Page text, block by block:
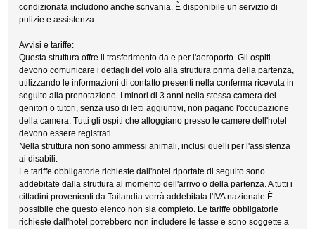
condizionata includono anche scrivania. È disponibile un servizio di
pulizie e assistenza.
Avvisi e tariffe:
Questa struttura offre il trasferimento da e per l'aeroporto. Gli ospiti
devono comunicare i dettagli del volo alla struttura prima della partenza,
utilizzando le informazioni di contatto presenti nella conferma ricevuta in
seguito alla prenotazione. I minori di 3 anni nella stessa camera dei
genitori o tutori, senza uso di letti aggiuntivi, non pagano l'occupazione
della camera. Tutti gli ospiti che alloggiano presso le camere dell'hotel
devono essere registrati.
Nella struttura non sono ammessi animali, inclusi quelli per l'assistenza
ai disabili.
Le tariffe obbligatorie richieste dall'hotel riportate di seguito sono
addebitate dalla struttura al momento dell'arrivo o della partenza. A tutti i
cittadini provenienti da Tailandia verrà addebitata l'IVA nazionale È
possibile che questo elenco non sia completo. Le tariffe obbligatorie
richieste dall'hotel potrebbero non includere le tasse e sono soggette a